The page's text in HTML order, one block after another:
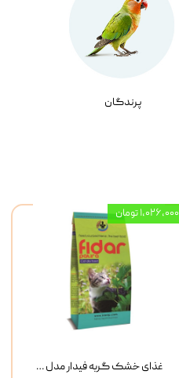
پرندگان
غذای خشک گربه فیدار مدل Adult وزن 10 کیلوگرم
۱,۰۲۶,۰۰۰ تومان